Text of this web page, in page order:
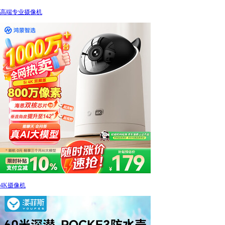
高端专业摄像机
4K摄像机